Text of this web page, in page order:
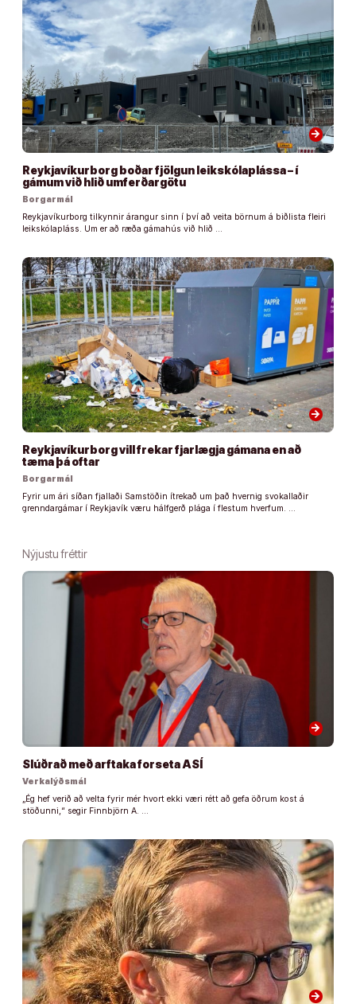
arrow_forward
Reykjavíkurborg boðar fjölgun leikskólaplássa – í
gámum við hlið umferðargötu
Borgarmál
Reykjavíkurborg tilkynnir árangur sinn í því að veita börnum á biðlista fleiri
leikskólapláss. Um er að ræða gámahús við hlið …
arrow_forward
Reykjavíkurborg vill frekar fjarlægja gámana en að
tæma þá oftar
Borgarmál
Fyrir um ári síðan fjallaði Samstöðin ítrekað um það hvernig svokallaðir
grenndargámar í Reykjavík væru hálfgerð plága í flestum hverfum. …
Nýjustu fréttir
arrow_forward
Slúðrað með arftaka forseta ASÍ
Verkalýðsmál
„Ég hef verið að velta fyrir mér hvort ekki væri rétt að gefa öðrum kost á
stöðunni,“ segir Finnbjörn A. …
arrow_forward